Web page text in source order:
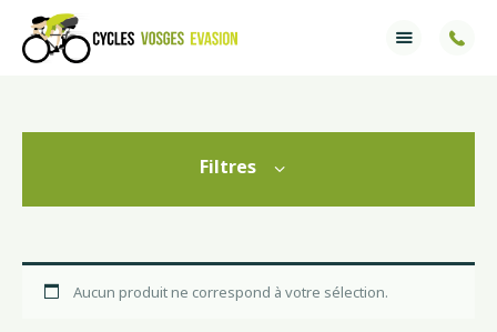
Services
Informations
Aucun produit ne correspond à votre sélection.
Filtres